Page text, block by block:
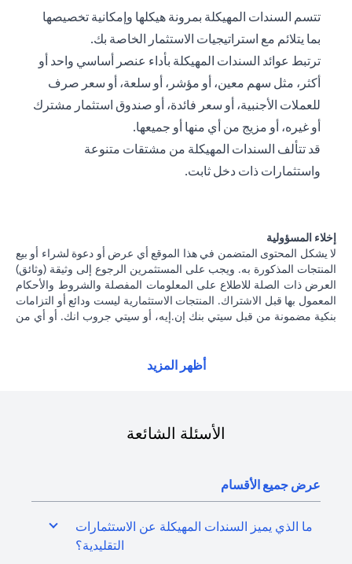
تتسم السندات المهيكلة بمرونة هيكلها وإمكانية تخصيصها
بما يتلائم مع استراتيجيات الاستثمار الخاصة بك.
ترتبط عوائد السندات المهيكلة بأداء عنصر أساسي واحد أو
أكثر، مثل سهم معين، أو مؤشر، أو سلعة، أو سعر صرف
للعملات الأجنبية، أو سعر فائدة، أو صندوق استثمار مشترك
أو غيره، أو مزيج من أي منها أو جميعها.
قد تتألف السندات المهيكلة من مشتقات متنوعة
واستثمارات ذات دخل ثابت.
إخلاء المسؤولية
لا يشكل المحتوى المتضمن في هذا الموقع أي عرض أو دعوة لشراء أو بيع
المنتجات المذكورة به. ويجب على المستثمرين الرجوع إلى وثيقة (وثائق)
العرض ذات الصلة للاطلاع على المعلومات المفصلة والشروط والأحكام
المعمول بها قبل الاشتراك. المنتجات الاستثمارية ليست ودائع أو التزامات
بنكية مضمونة من قبل سيتي بنك إن.إيه، أو سيتي جروب انك. أو أي من
فإن منتجات الاستثمار والخزانة تخضع لمخاطر الاستثمار، بما في ذلك
استثمارية و / أو منتجات خزينة مقومة بعملة أجنبية (غير محلية) على دراية
بمخاطر تقلبات أسعار الصرف التي قد تتسبب في خسارة رأس المال عند
بمنتجات الاستثمار والخزينة لشروط وأحكام منتجات الاستثمار والخزينة
الفردية. يدرك العميل أنه يقع على عاتقه السعي للحصول على مشورة
قانونية و / أو ضريبية للوقوف على التبعات القانونية والضريبية لمعاملاته
الاستثمارية. إذا قام العميل بتغيير محل إقامته أو جنسيته أو محل عمله،
فإنه يقع على عاتقه مسؤولية اطلاع نفسه على الآثار التي قد تلحق
أظهر المزيد
الأسئلة الشائعة
عرض جميع الأقسام
ما الذي يميز السندات المهيكلة عن الاستثمارات
التقليدية؟